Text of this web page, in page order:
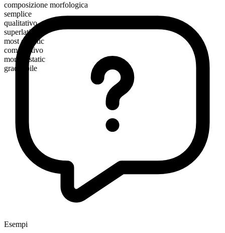
composizione morfologica
semplice
qualitativo
superlativo
most ecstatic
comparativo
more ecstatic
graduabile
Esempi